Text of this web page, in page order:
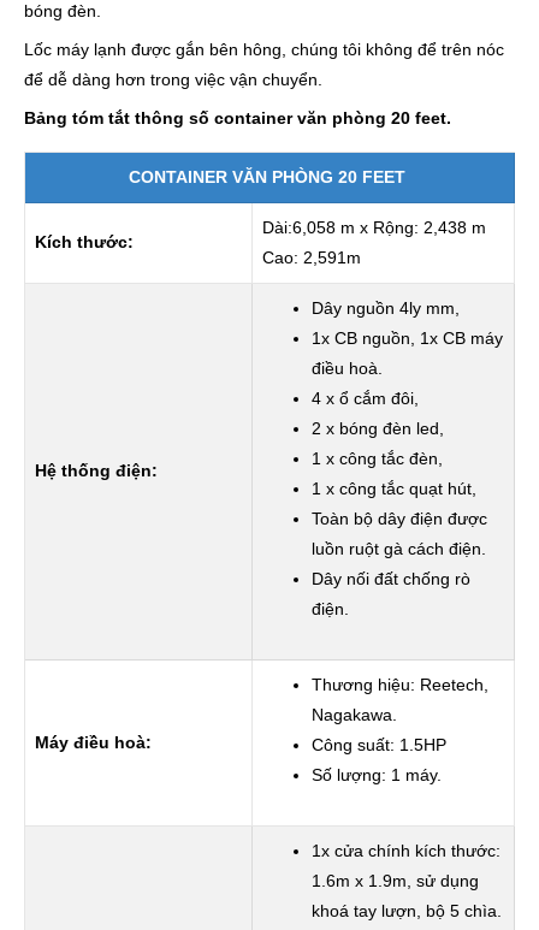
bóng đèn.
Lốc máy lạnh được gắn bên hông, chúng tôi không để trên nóc
để dễ dàng hơn trong việc vận chuyển.
Bảng tóm tắt thông số container văn phòng 20 feet.
CONTAINER VĂN PHÒNG 20 FEET
Kích thước:
Dài:6,058 m x Rộng: 2,438 m
Cao: 2,591m
Hệ thống điện:
Dây nguồn 4ly mm,
1x CB nguồn, 1x CB máy
điều hoà.
4 x ổ cắm đôi,
2 x bóng đèn led,
1 x công tắc đèn,
1 x công tắc quạt hút,
Toàn bộ dây điện được
luồn ruột gà cách điện.
Dây nối đất chống rò
điện.
Máy điều hoà:
Thương hiệu: Reetech,
Nagakawa.
Công suất: 1.5HP
Số lượng: 1 máy.
1x cửa chính kích thước:
1.6m x 1.9m, sử dụng
khoá tay lượn, bộ 5 chìa.